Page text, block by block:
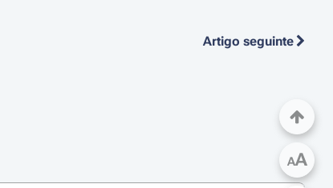
Artigo seguinte
AA